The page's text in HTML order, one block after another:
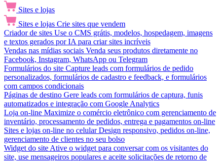
Sites e lojas
Sites e lojas Crie sites que vendem
Criador de sites Use o CMS grátis, modelos, hospedagem, imagens
e textos gerados por IA para criar sites incríveis
Vendas nas mídias sociais Venda seus produtos diretamente no
Facebook, Instagram, WhatsApp ou Telegram
Formulários do site Capture leads com formulários de pedido
personalizados, formulários de cadastro e feedback, e formulários
com campos condicionais
Páginas de destino Gere leads com formulários de captura, funis
automatizados e integração com Google Analytics
Loja on-line Maximize o comércio eletrônico com gerenciamento de
inventário, processamento de pedidos, entrega e pagamentos on-line
Sites e lojas on-line no celular Design responsivo, pedidos on-line,
gerenciamento de clientes no seu bolso
Widget do site Ative o widget para conversar com os visitantes do
site, use mensageiros populares e aceite solicitações de retorno de